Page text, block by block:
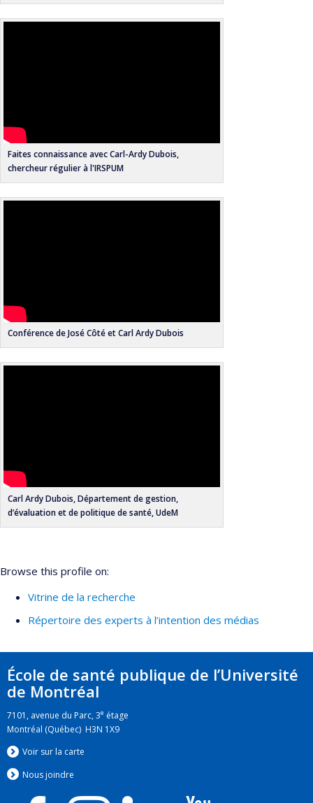
Faites connaissance avec Carl-Ardy Dubois,
chercheur régulier à l'IRSPUM
Conférence de José Côté et Carl Ardy Dubois
Carl Ardy Dubois, Département de gestion,
d’évaluation et de politique de santé, UdeM
Browse this profile on:
Vitrine de la recherche
Répertoire des experts à l’intention des médias
École de santé publique de l’Université
de Montréal
7101, avenue du Parc, 3e étage
Montréal (Québec) H3N 1X9
Voir sur la carte
Nous joindre